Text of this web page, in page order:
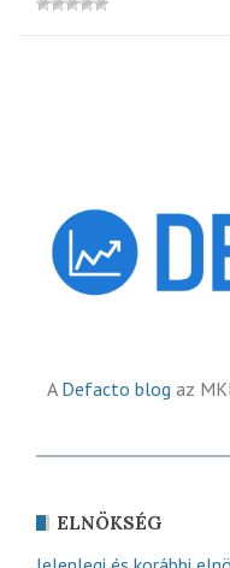
A Defacto blog az
ELNÖKSÉG